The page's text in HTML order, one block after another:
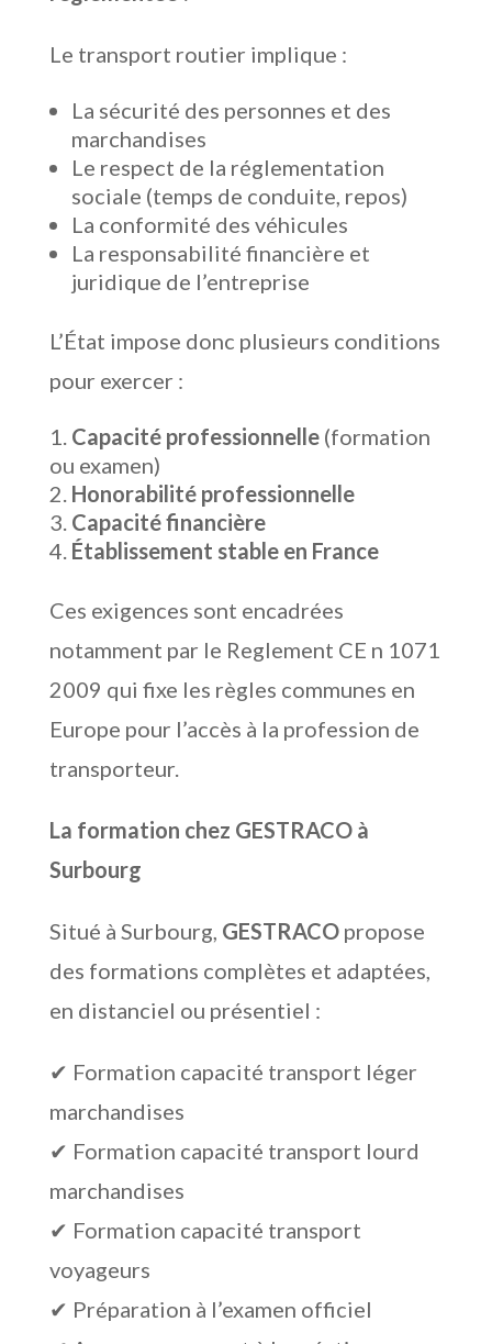
Le transport routier implique :
La sécurité des personnes et des
marchandises
Le respect de la réglementation
sociale (temps de conduite, repos)
La conformité des véhicules
La responsabilité financière et
juridique de l’entreprise
L’État impose donc plusieurs conditions
pour exercer :
Capacité professionnelle(formation
ou examen)
Honorabilité professionnelle
Capacité financière
Établissement stable en France
Ces exigences sont encadrées
notamment par le Reglement CE n 1071
2009 qui fixe les règles communes en
Europe pour l’accès à la profession de
transporteur.
La formation chez GESTRACO à
Surbourg
Situé à Surbourg, GESTRACOpropose
des formations complètes et adaptées,
en distanciel ou présentiel :
✔ Formation capacité transport léger
marchandises
✔ Formation capacité transport lourd
marchandises
✔ Formation capacité transport
voyageurs
✔ Préparation à l’examen officiel